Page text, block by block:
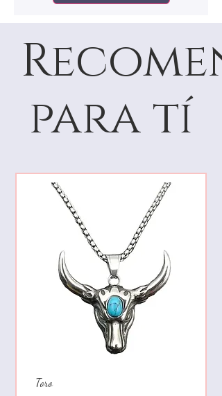
para tí
Toro